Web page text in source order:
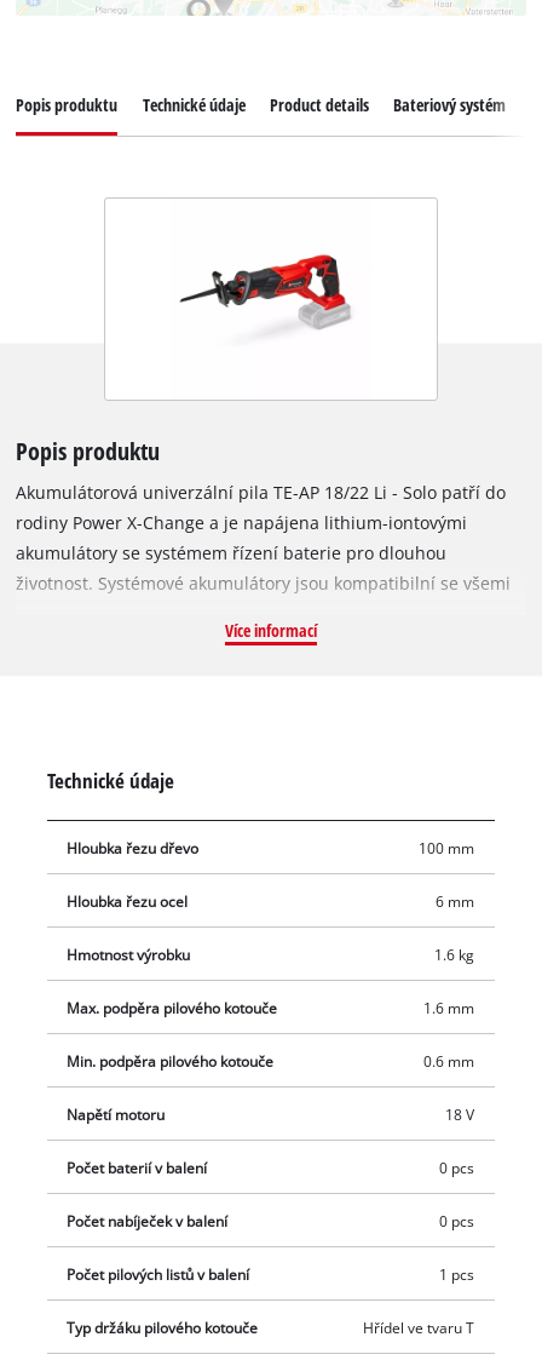
Popis produktu Technické údaje Product details Bateriový systém
Popis produktu
Akumulátorová univerzální pila TE-AP 18/22 Li - Solo patří do
rodiny Power X-Change a je napájena lithium-iontovými
akumulátory se systémem řízení baterie pro dlouhou
životnost. Systémové akumulátory jsou kompatibilní se všemi
bez použití nářadí, zajišťuje optimální využití pilového
se bez akumulátoru a nabíječky. Ty jsou k dispozici
samostatně.
Více informací
Technické údaje
Hloubka řezu dřevo 100 mm
Hloubka řezu ocel 6 mm
Hmotnost výrobku 1.6 kg
Max. podpěra pilového kotouče 1.6 mm
Min. podpěra pilového kotouče 0.6 mm
Napětí motoru 18 V
Počet baterií v balení 0 pcs
Počet nabíječek v balení 0 pcs
Počet pilových listů v balení 1 pcs
Typ držáku pilového kotouče Hřídel ve tvaru T